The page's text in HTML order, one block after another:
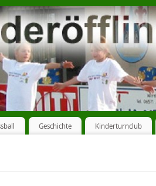
Geschichte Kinderturnclub